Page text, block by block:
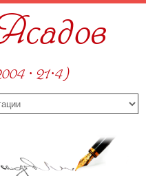
· 21·4)